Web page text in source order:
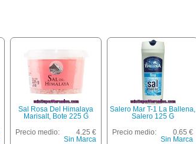
Sal Rosa Del Himalaya
Marisalt, Bote 225 G
Precio medio:
4.25 €
Sin Marca
Salero Mar T-1 La Ballena,
Salero 125 G
Precio medio:
0.65 €
Sin Marca